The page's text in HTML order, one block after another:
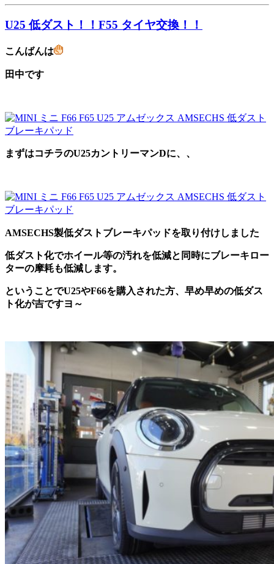
U25 低ダスト！！F55 タイヤ交換！！
こんばんは
田中です
まずはコチラのU25カントリーマンDに、、
AMSECHS製低ダストブレーキパッドを取り付けしました
低ダスト化でホイール等の汚れを低減と同時にブレーキロー
ターの摩耗も低減します。
ということでU25やF66を購入された方、早め早めの低ダス
ト化が吉ですヨ～